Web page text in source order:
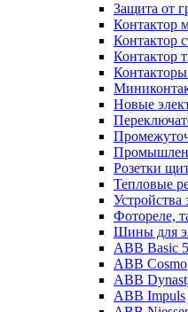
Защита от
Контактор
Контактор
Контактор
Новые
Розетки
Тепловые
Фотореле,
Шины для
ABB Basic
ABB Cosmo
ABB
ABB Impuls